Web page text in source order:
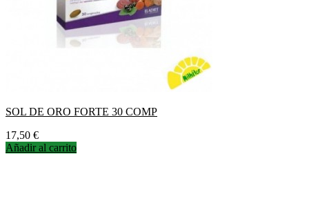
SOL DE ORO FORTE 30 COMP
Precio
17,50 €
Añadir al carrito